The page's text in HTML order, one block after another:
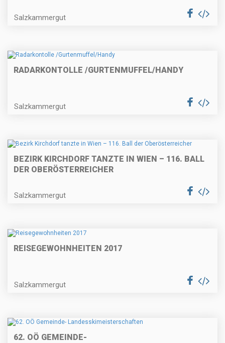
Salzkammergut
RADARKONTOLLE /GURTENMUFFEL/HANDY
Salzkammergut
BEZIRK KIRCHDORF TANZTE IN WIEN – 116. BALL
DER OBERÖSTERREICHER
Salzkammergut
REISEGEWOHNHEITEN 2017
Salzkammergut
62. OÖ GEMEINDE-